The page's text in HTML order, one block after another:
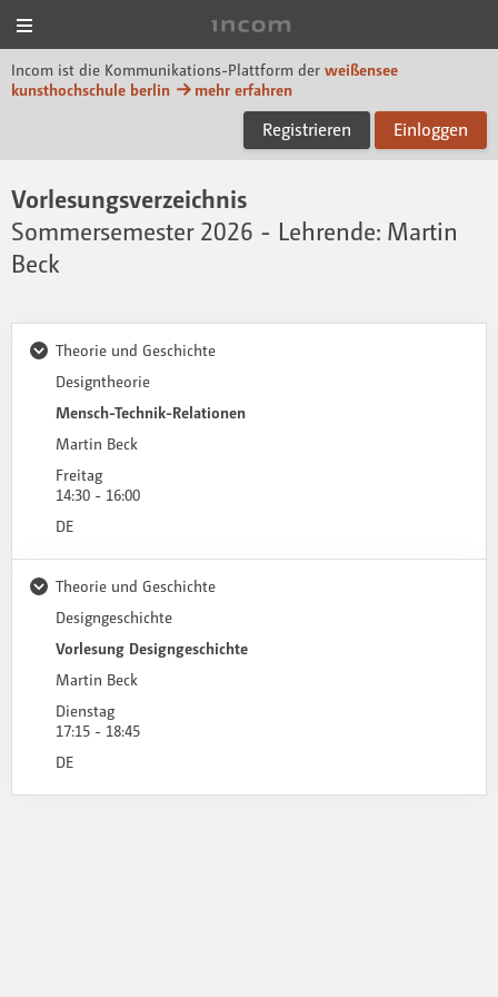
Incom ist die Kommunikations-Plattform der weißensee
kunsthochschule berlin
mehr erfahren
Registrieren Einloggen
Vorlesungsverzeichnis
Sommersemester 2026 - Lehrende: Martin
Beck
Ausklappen
Theorie und Geschichte
Designtheorie
Mensch-Technik-Relationen
Martin Beck
Freitag
14:30 - 16:00
DE
Ausklappen
Theorie und Geschichte
Designgeschichte
Vorlesung Designgeschichte
Martin Beck
Dienstag
17:15 - 18:45
DE